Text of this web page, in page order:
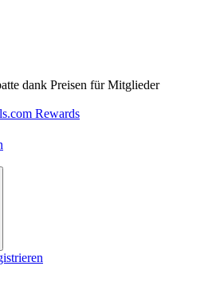
dank Preisen für Mitglieder
Rewards